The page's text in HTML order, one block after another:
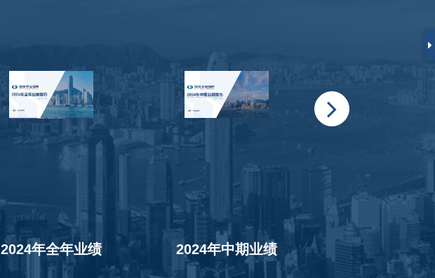
2024年全年业绩 2024年中期业绩 2023年全年